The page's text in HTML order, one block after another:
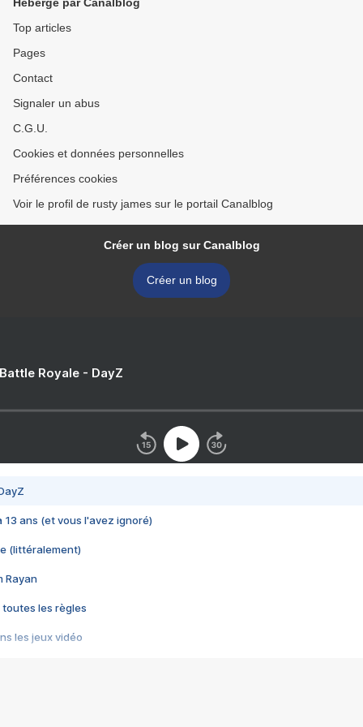
Top articles
Pages
Contact
Signaler un abus
C.G.U.
Cookies et données personnelles
Préférences cookies
Voir le profil de rusty james sur le portail Canalblog
Créer un blog sur Canalblog
Créer un blog
Royale - DayZ
13 ans (et vous l'avez ignoré)
(littéralement)
Rayan
toutes les règles
les jeux vidéo